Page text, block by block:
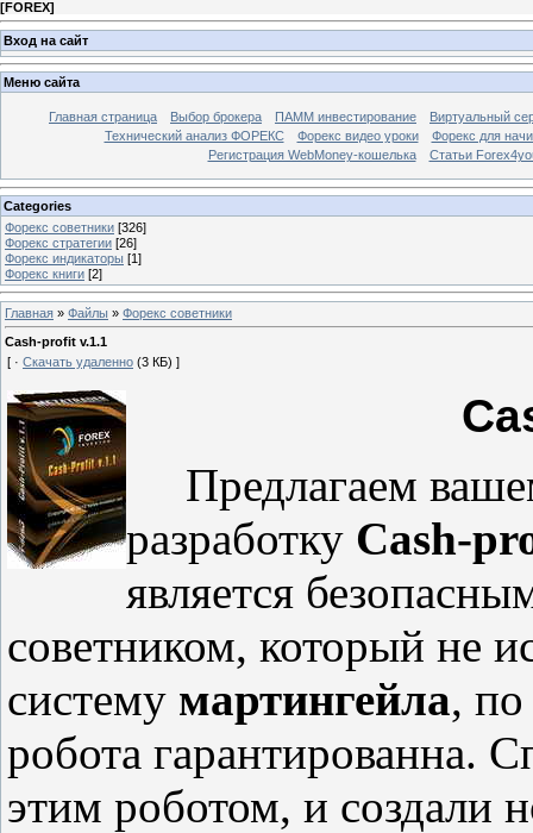
[FOREX]
Вход на сайт
Меню сайта
Главная страница Выбор брокера ПАММ инвестирование
Виртуальный
Технический анализ ФОРЕКС
Форекс видео уроки
Форекс для
Регистрация WebMoney-кошелька
Статьи
Categories
Форекс cоветники [326]
Форекс стратегии [26]
Форекс индикаторы [1]
Форекс книги [2]
Главная » Файлы » Форекс cоветники
Cash-profit v.1.1
[ · Скачать удаленно (3 КБ) ]
Предлагаем
разработку Cash-
является
советником, который не
систему мартингейла, по
робота гарантированна.
этим роботом, и создали